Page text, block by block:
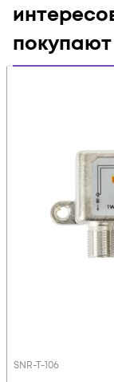
покупают
SNR-T-106